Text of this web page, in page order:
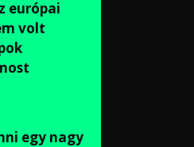
európai
volt
egy nagy